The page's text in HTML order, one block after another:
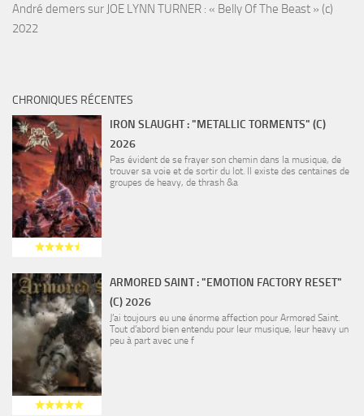
André demerssur JOE LYNN TURNER : « Belly Of The Beast » (c)
2022
CHRONIQUES RÉCENTES
IRON SLAUGHT : "METALLIC TORMENTS" (C)
2026
Pas évident de se frayer son chemin dans la musique, de
trouver sa voie et de sortir du lot. Il existe des centaines de
groupes de heavy, de thrash &a
ARMORED SAINT : "EMOTION FACTORY RESET"
(C) 2026
J’ai toujours eu une énorme affection pour Armored Saint.
Tout d’abord bien entendu pour leur musique, leur heavy un
peu à part avec une f